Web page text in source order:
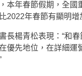
本年春節假期，全
2022年春節有顯明
長楊青松表現：“和
優先地位，在詳細